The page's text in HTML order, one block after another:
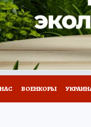
НОВОЕ НА
ВОЕНКОРЫ